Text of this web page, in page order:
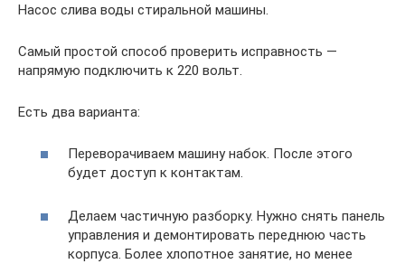
Насос слива воды стиральной машины.
Самый простой способ проверить исправность —
напрямую подключить к 220 вольт.
Есть два варианта:
Переворачиваем машину набок. После этого
будет доступ к контактам.
Делаем частичную разборку. Нужно снять панель
управления и демонтировать переднюю часть
корпуса. Более хлопотное занятие, но менее